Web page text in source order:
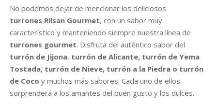
No podemos dejar de mencionar los deliciosos
turrones Rilsan Gourmet, con un sabor muy
característico y manteniendo siempre nuestra línea de
turrones gourmet. Disfruta del auténtico sabor del
turrón de Jijona, turrón de Alicante, turrón de Yema
Tostada, turrón de Nieve, turrón a la Piedra o turrón
de Coco y muchos más sabores. Cada uno de ellos
sorprenderá a los amantes del buen gusto y los dulces.